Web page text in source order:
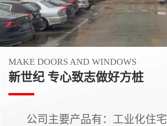
MAKE DOORS AND WINDOWS
新世纪 专心致志做好方桩
公司主要产品有：工业化住